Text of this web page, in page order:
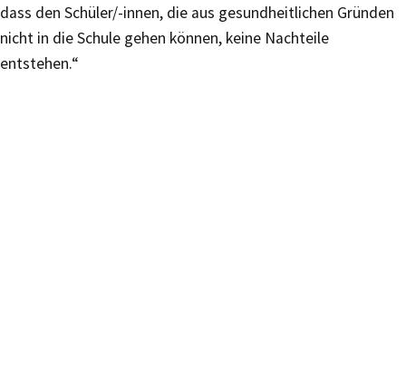
dass den Schüler/-innen, die aus gesundheitlichen Gründen
nicht in die Schule gehen können, keine Nachteile
entstehen.“